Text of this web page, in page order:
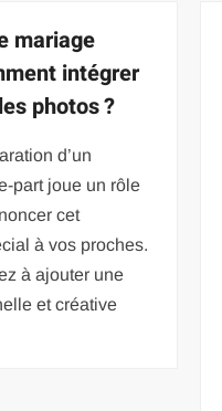
mariage
intégrer
photos ?
d’un
part joue un rôle
cet
à vos proches.
à ajouter une
et créative